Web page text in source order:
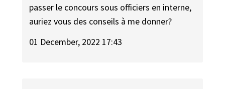
passer le concours sous officiers en interne,
auriez vous des conseils à me donner?
01 December, 2022 17:43